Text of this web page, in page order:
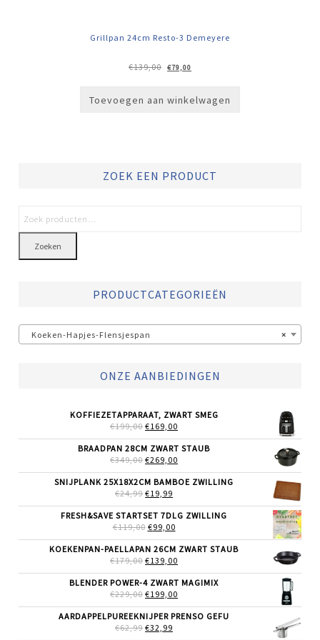
Grillpan 24cm Resto-3 Demeyere
€139,00
Oorspronkelijke
prijs
€79,00
prijs
Toevoegen aan winkelwagen
ZOEK EEN PRODUCT
Zoeken
PRODUCTCATEGORIEËN
×
Koeken-Hapjes-Flensjespan
ONZE AANBIEDINGEN
KOFFIEZETAPPARAAT, ZWART SMEG
€199,00 OORSPRONKELIJKE
WAS:
€199,00.
€169,00
IS:
BRAADPAN 28CM ZWART STAUB
€349,00 OORSPRONKELIJKE
WAS:
€349,00.
€269,00
IS:
SNIJPLANK 25X18X2CM BAMBOE ZWILLING
€24,99 OORSPRONKELIJKE
WAS:
€24,99.
€19,99
IS:
€19,99.
FRESH&SAVE STARTSET 7DLG ZWILLING
€119,00 OORSPRONKELIJKE
WAS:
€119,00.
€99,00HUIDIGE
IS:
€99,00.
KOEKENPAN-PAELLAPAN 26CM ZWART STAUB
€179,00 OORSPRONKELIJKE
WAS:
€179,00.
€139,00
IS:
BLENDER POWER-4 ZWART MAGIMIX
€229,00 OORSPRONKELIJKE
WAS:
€229,00.
€199,00
IS:
AARDAPPELPUREEKNIJPER PRENSO GEFU
€62,99 OORSPRONKELIJKE
€32,99